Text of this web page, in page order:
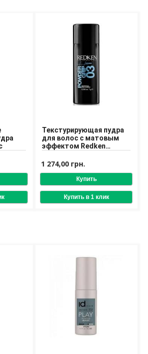
для мужчин
волосами
Текстурирующая пудра
для волос с матовым
эффектом Redken
Hair Powder 7 g
1 274,00 грн.